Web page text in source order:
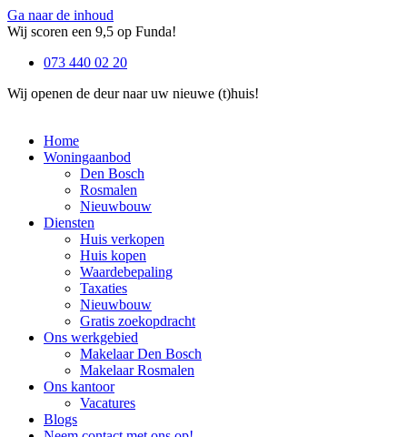
Ga naar de inhoud
Wij scoren een 9,5 op Funda!
073 440 02 20
Wij openen de deur naar uw nieuwe (t)huis!
Home
Woningaanbod
Den Bosch
Rosmalen
Nieuwbouw
Diensten
Huis verkopen
Huis kopen
Waardebepaling
Taxaties
Nieuwbouw
Gratis zoekopdracht
Ons werkgebied
Makelaar Den Bosch
Makelaar Rosmalen
Ons kantoor
Vacatures
Blogs